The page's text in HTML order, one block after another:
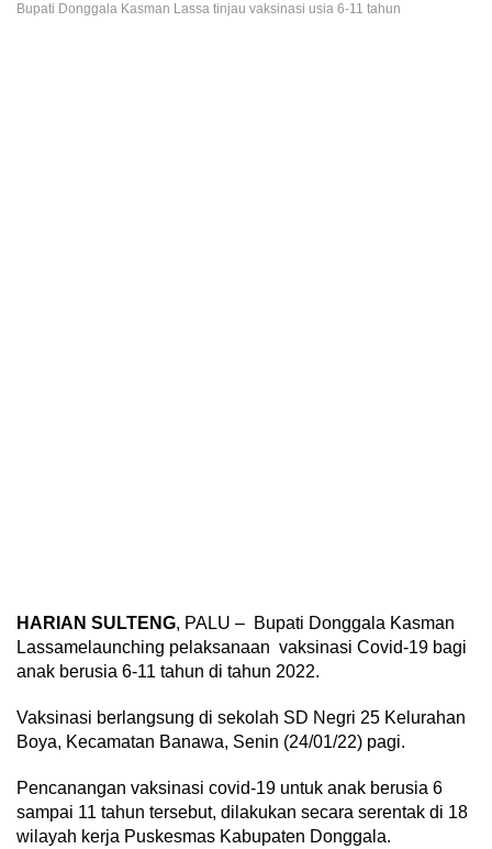
Bupati Donggala Kasman Lassa tinjau vaksinasi usia 6-11 tahun
HARIAN SULTENG, PALU – Bupati Donggala Kasman
Lassamelaunching pelaksanaan vaksinasi Covid-19 bagi
anak berusia 6-11 tahun di tahun 2022.
Vaksinasi berlangsung di sekolah SD Negri 25 Kelurahan
Boya, Kecamatan Banawa, Senin (24/01/22) pagi.
Pencanangan vaksinasi covid-19 untuk anak berusia 6
sampai 11 tahun tersebut, dilakukan secara serentak di 18
wilayah kerja Puskesmas Kabupaten Donggala.